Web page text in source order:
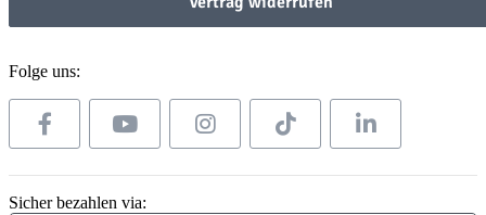
Folge uns:
Sicher bezahlen via: